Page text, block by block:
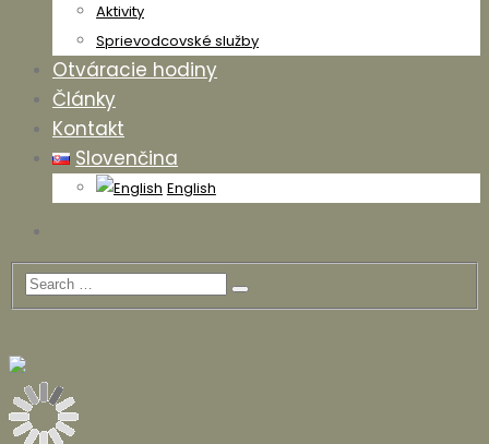
Aktivity
Sprievodcovské služby
Otváracie hodiny
Články
Kontakt
Slovenčina
English